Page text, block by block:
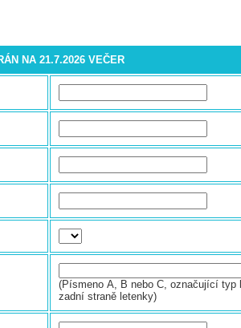
NA 21.7.2026 VEČER
(Písmeno A, B nebo C, označující typ
zadní straně letenky)